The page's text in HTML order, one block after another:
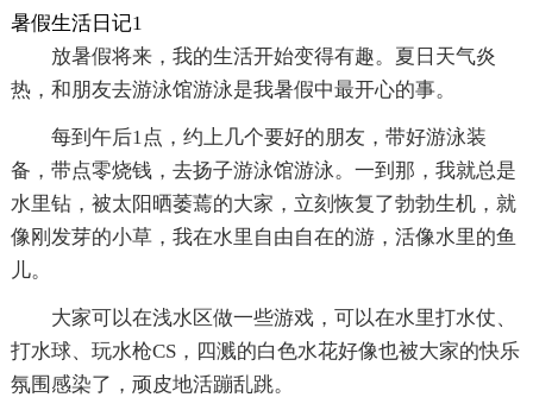
暑假生活日记1
放暑假将来，我的生活开始变得有趣。夏日天气炎
热，和朋友去游泳馆游泳是我暑假中最开心的事。
每到午后1点，约上几个要好的朋友，带好游泳装
备，带点零烧钱，去扬子游泳馆游泳。一到那，我就总是
水里钻，被太阳晒萎蔫的大家，立刻恢复了勃勃生机，就
像刚发芽的小草，我在水里自由自在的游，活像水里的鱼
儿。
大家可以在浅水区做一些游戏，可以在水里打水仗、
打水球、玩水枪CS，四溅的白色水花好像也被大家的快乐
氛围感染了，顽皮地活蹦乱跳。